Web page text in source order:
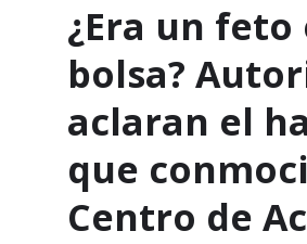
¿Era un feto
bolsa?
aclaran el
que
Centro de